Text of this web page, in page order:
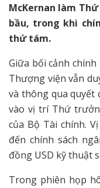
McKernan làm
bầu, trong khi
thứ tám.
Giữa bối cảnh
Thượng viện vẫn
và thông qua quyết
vào vị trí Thứ
của Bộ Tài chính.
đến chính sách
đồng USD kỹ thuật
Trong phiên họp